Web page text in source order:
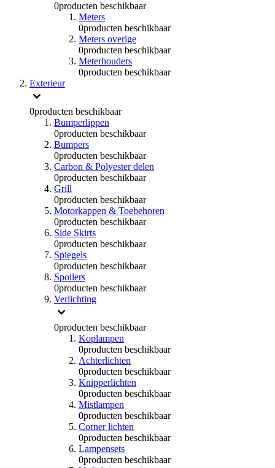
0producten beschikbaar
Meters
0producten beschikbaar
Meters overige
0producten beschikbaar
Meterhouders
0producten beschikbaar
Exterieur
0producten beschikbaar
Bumperlippen
0producten beschikbaar
Bumpers
0producten beschikbaar
Carbon & Polyester delen
0producten beschikbaar
Grill
0producten beschikbaar
Motorkappen & Toebehoren
0producten beschikbaar
Side Skirts
0producten beschikbaar
Spiegels
0producten beschikbaar
Spoilers
0producten beschikbaar
Verlichting
0producten beschikbaar
Koplampen
0producten beschikbaar
Achterlichten
0producten beschikbaar
Knipperlichten
0producten beschikbaar
Mistlampen
0producten beschikbaar
Corner lichten
0producten beschikbaar
Lampensets
0producten beschikbaar